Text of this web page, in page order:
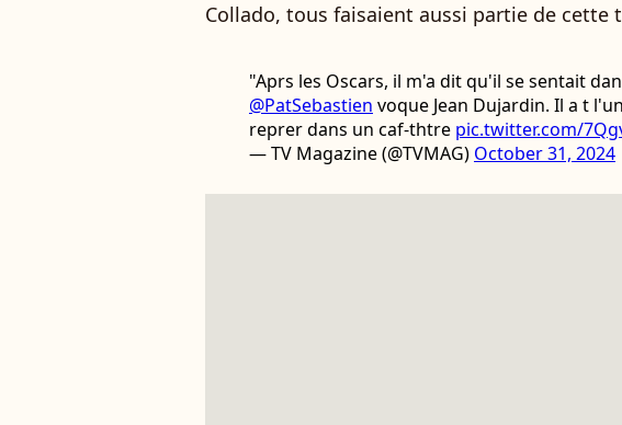
Collado, tous faisaient aussi partie de cette
"Aprs les Oscars, il m'a dit qu'il se sentait
@PatSebastien voque Jean Dujardin. Il a t
reprer dans un caf-thtre pic.twitter.com/
— TV Magazine (@TVMAG) October 31, 2024